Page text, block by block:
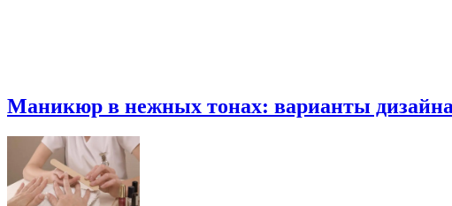
Маникюр в нежных тонах: варианты